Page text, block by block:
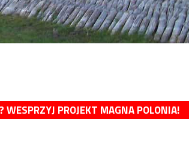
WESPRZYJ PROJEKT MAGNA POLONIA!